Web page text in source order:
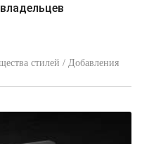
стилей / Добавления